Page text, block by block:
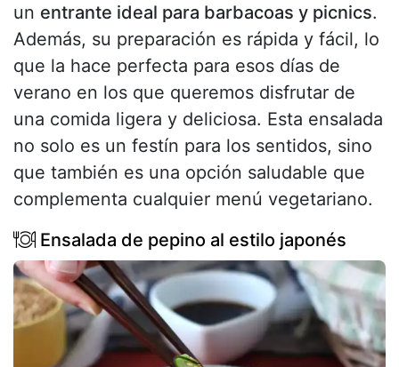
un entrante ideal para barbacoas y picnics.
Además, su preparación es rápida y fácil, lo
que la hace perfecta para esos días de
verano en los que queremos disfrutar de
una comida ligera y deliciosa. Esta ensalada
no solo es un festín para los sentidos, sino
que también es una opción saludable que
complementa cualquier menú vegetariano.
Ensalada de pepino al estilo japonés